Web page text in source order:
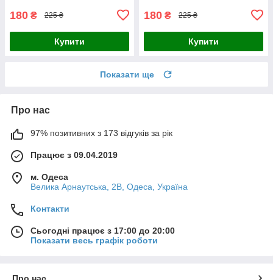
180 ₴ 225 ₴
Купити
180 ₴ 225 ₴
Купити
Показати ще
Про нас
97% позитивних з 173 відгуків за рік
Працює з 09.04.2019
м. Одеса
Велика Арнаутська, 2В, Одеса, Україна
Контакти
Сьогодні працює з 17:00 до 20:00
Показати весь графік роботи
Про нас